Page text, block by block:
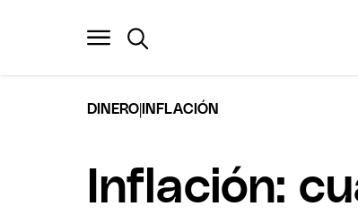
DINERO INFLACIÓN
Inflación: